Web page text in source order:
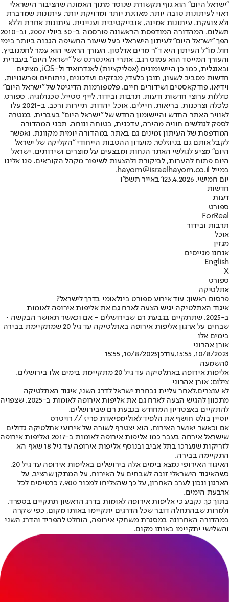
"ישראל היום" הוא גוף תקשורת שנוסד מתוך האמונה שהציבור הישראלי
ראוי לעיתונות טובה יותר, מאוזנת יותר ומדויקת יותר. עיתונות שמדברת
ולא צועקת. עיתונות אמינה, אובייקטיבית ועניינית. עיתונות אחרת וללא
תשלום. המהדורה המודפסת הראשונה פורסמה ב-30 ביולי 2007, וב-2010
הפך "ישראל היום" לעיתון הישראלי בעל שיעור החשיפה הגבוה ביותר בימי
חול. מו"ל העיתון היא ד"ר מרים אדלסון. העורך הראשי הוא עמר לחמנוביץ,
והעורך המייסד הוא עמוס רגב. אתרי האינטרנט של "ישראל היום" בעברית
ובאנגלית, כמו כן היישומונים (אפליקציות) לאנדרואיד ול-iOS, מציגים
חדשות מסביב לשעון, תוכן בלעדי, מבזקים ועדכונים, ניתוחים ופרשנויות,
וידיאו, פודקאסטים ושידורים חיים. פלטפורמות הדיגיטל של "ישראל היום"
כוללות ערוצי חדשות ודעות, תרבות ובידור, לייף סטייל, טכנולוגיה, ספורט,
כלכלה וצרכנות, בריאות, חיילים, אוכל, יהדות, תיירות ורכב. ב-2021 עלו
לאוויר האתר החדש והיישומון החדש של "ישראל היום" בעברית, במטרה
לספק לגולשים חוויה מהירה, עדכנית, בטוחה ונוחה. תכני המהדורה
המודפסת של העיתון זמינים גם באתר, במהדורה יומית מקוונת, ואפשר
לקבל אותם גם בניוזלטר. מועדון ההטבות הייחודי "הקליקה של ישראל
היום" מציע לגולשי האתר הנחות ומבצעים על מוצרים ושירותים. ישראל
היום פתוח להערות, לביקורת ולהצעות לשיפור מקהל הקוראים. פנו אלינו
במייל hayom@israelhayom.co.il.
יום חמישי, 23.4.2026
ו' באייר תשפ"ו
חדשות
דעות
ספורט
ForReal
תרבות ובידור
אוכל
מגזין
אנחנו מגייסים
English
X
ספורט
אתלטיקה
פרסום ראשון: עוד אירוע ספורט בינלאומי בדרך לישראל?
איגוד האתלטיקה יגיש הצעה לארח גם את אליפות אירופה לאומות
ב-2025, שתתקיים בגבעת רם שבירושלים - אם וכאשר תאושר הבקשה •
שבחים על ארגון אליפות אירופה באתלטיקה עד גיל 20 שמתקיימת בבירה
בימים אלו
אורן אהרוני
10/8/2023, 15:55
,עודכן10/8/2023, 15:55
0השמעה
אליפות אירופה באתלטיקה עד גיל 20 מתקיימת בימים אלו בירושלים.
צילום: אורן אהרוני
לא עוצרים.לאחר עליית נבחרת ישראל לדרג השני, איגוד האתלטיקה
מתכוון להגיש הצעה לארח גם את אליפות אירופה לאומות ב-2025, שצפויה
להתקיים באצטדיון המחודש בגבעת רם שבירושלים.
יוסיין בולט חושף את הלפיד לאולימפיאדת פריז // רויטרס
אם וכאשר יאושר האירוח, הוא יצטרף לשורה של אירועי אתלטיקה גדולים
שישראל אירחה בעבר כמו אליפות אירופה לאומות ב-2017 ואליפות אירופה
לזריקות שנערכו בתל אביב ובנוסף אליפות אירופה עד גיל 18 שאף הא
התקיימה בבירה.
האיגוד האירופי נמצא בימים אלה בירושלים באליפות אירופה עד גיל 20,
כשהאיגוד הישראלי זוכה לשבחים על האירוח, על המתקן שהציב, על
הארגון ונכון לערב האחרון, על כך שהצליחו למכור 7,900 כרטיסים לכל
ארבעת הימים.
בתוך כך, נקבע כי אליפות אירופה לאומות בדרג הראשון תתקיים בספרד,
ולמרות שבהתחלה דובר שכל הדרגים יתקיימו באותו מקום, כפי שקרה
במהדורה האחרונה במסגרת משחקי אירופה, הוחלט להפריד והדרג השני
והשלישי יתקיימו באותו מקום.